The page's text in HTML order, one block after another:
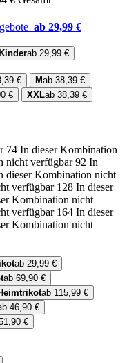
ab 29,99 €
Kinderab 29,99 €
€ Mab 38,39 €
€ XXLab 38,39 €
74 In dieser Kombination
nicht verfügbar 92 In
dieser Kombination nicht
verfügbar 128 In dieser
Kombination nicht
verfügbar 164 In dieser
Kombination nicht
ab 29,99 €
ab 69,90 €
ab 115,99 €
46,90 €
€